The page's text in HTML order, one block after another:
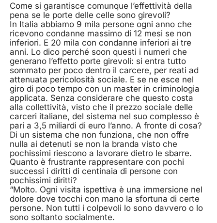
Come si garantisce comunque l’effettività della
pena se le porte delle celle sono girevoli?
In Italia abbiamo 9 mila persone ogni anno che
ricevono condanne massimo di 12 mesi se non
inferiori. E 20 mila con condanne inferiori ai tre
anni. Lo dico perché soon questi i numeri che
generano l’effetto porte girevoli: si entra tutto
sommato per poco dentro il carcere, per reati ad
attenuata pericolosità sociale. E se ne esce nel
giro di poco tempo con un master in criminologia
applicata. Senza considerare che questo costa
alla collettività, visto che il prezzo sociale delle
carceri italiane, del sistema nel suo complesso è
pari a 3,5 miliardi di euro l’anno. A fronte di cosa?
Di un sistema che non funziona, che non offre
nulla ai detenuti se non la branda visto che
pochissimi riescono a lavorare dietro le sbarre.
Quanto è frustrante rappresentare con pochi
successi i diritti di centinaia di persone con
pochissimi diritti?
“Molto. Ogni visita ispettiva è una immersione nel
dolore dove tocchi con mano la sfortuna di certe
persone. Non tutti i colpevoli lo sono davvero o lo
sono soltanto socialmente.